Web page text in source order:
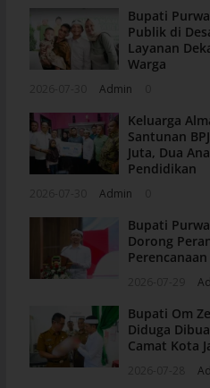
Bupati
Publik di
Layanan
Warga
Admin
Keluarga
Santunan
Juta, Dua
Pendidikan
Admin
Bupati
Dorong
Bupati Om
Diduga
Camat Kota